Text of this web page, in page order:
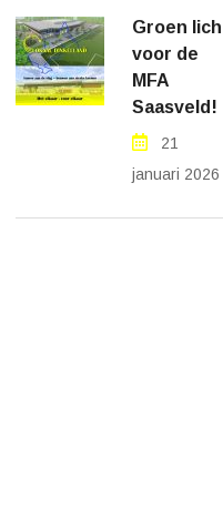
Groen
voor de
MFA
Saasveld!
21
januari 2026